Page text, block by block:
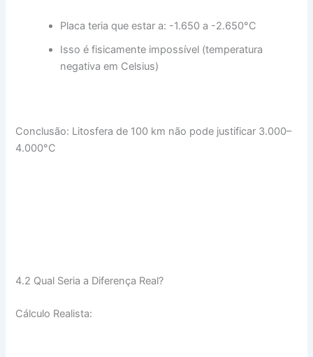
Placa teria que estar a: -1.650 a -2.650°C
Isso é fisicamente impossível (temperatura
negativa em Celsius)
Conclusão: Litosfera de 100 km não pode justificar 3.000–
4.000°C
4.2 Qual Seria a Diferença Real?
Cálculo Realista: